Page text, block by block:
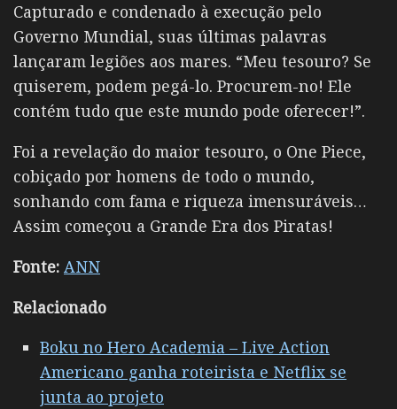
Capturado e condenado à execução pelo
Governo Mundial, suas últimas palavras
lançaram legiões aos mares. “Meu tesouro? Se
quiserem, podem pegá-lo. Procurem-no! Ele
contém tudo que este mundo pode oferecer!”.
Foi a revelação do maior tesouro, o One Piece,
cobiçado por homens de todo o mundo,
sonhando com fama e riqueza imensuráveis…
Assim começou a Grande Era dos Piratas!
Fonte: ANN
Relacionado
Boku no Hero Academia – Live Action
Americano ganha roteirista e Netflix se
junta ao projeto